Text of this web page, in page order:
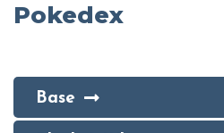
Pokedex
Base